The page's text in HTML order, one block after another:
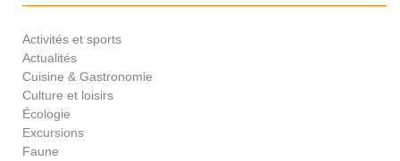
Activités et sports
Actualités
Cuisine & Gastronomie
Culture et loisirs
Écologie
Excursions
Faune